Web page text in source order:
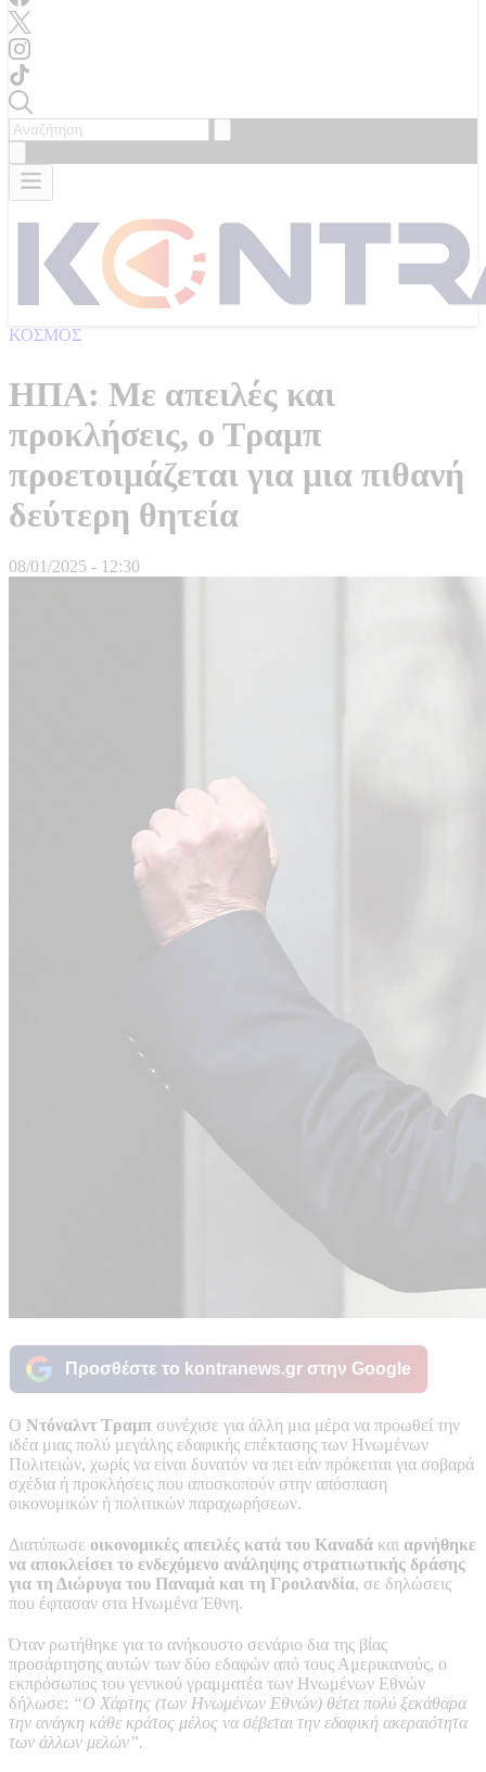
ΚΟΣΜΟΣ
ΗΠΑ: Με απειλές και
προκλήσεις, ο Τραμπ
προετοιμάζεται για μια πιθανή
δεύτερη θητεία
08/01/2025 - 12:30
Προσθέστε το kontranews.gr στην Google
Ο Ντόναλντ Τραμπ συνέχισε για άλλη μια μέρα να προωθεί την
ιδέα μιας πολύ μεγάλης εδαφικής επέκτασης των Ηνωμένων
Πολιτειών, χωρίς να είναι δυνατόν να πει εάν πρόκειται για σοβαρά
σχέδια ή προκλήσεις που αποσκοπούν στην απόσπαση
οικονομικών ή πολιτικών παραχωρήσεων.
Διατύπωσε οικονομικές απειλές κατά του Καναδά και αρνήθηκε
να αποκλείσει το ενδεχόμενο ανάληψης στρατιωτικής δράσης
για τη Διώρυγα του Παναμά και τη Γροιλανδία, σε δηλώσεις
που έφτασαν στα Ηνωμένα Έθνη.
Όταν ρωτήθηκε για το ανήκουστο σενάριο δια της βίας
προσάρτησης αυτών των δύο εδαφών από τους Αμερικανούς, ο
εκπρόσωπος του γενικού γραμματέα των Ηνωμένων Εθνών
δήλωσε: “Ο Χάρτης (των Ηνωμένων Εθνών) θέτει πολύ ξεκάθαρα
την ανάγκη κάθε κράτος μέλος να σέβεται την εδαφική ακεραιότητα
των άλλων μελών”.